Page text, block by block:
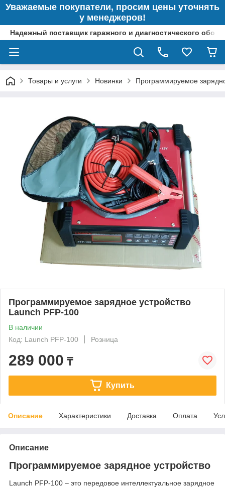
Уважаемые покупатели, просим цены уточнять
у менеджеров!
Надежный поставщик гаражного и диагностического
Товары и услуги Новинки Программируемое
Программируемое зарядное устройство
Launch PFP-100
В наличии
Код: Launch PFP-100
Розница
289 000 ₸
Купить
Описание Характеристики Доставка Оплата
Описание
Программируемое зарядное устройство
Launch PFP-100 – это передовое интеллектуальное зарядное